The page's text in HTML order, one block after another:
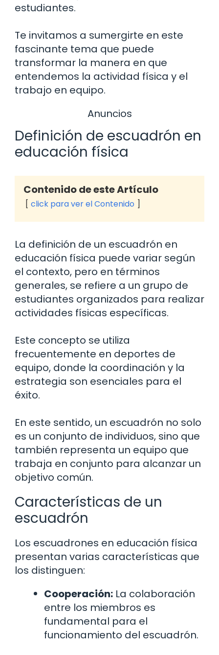
estudiantes.
Te invitamos a sumergirte en este
fascinante tema que puede
transformar la manera en que
entendemos la actividad física y el
trabajo en equipo.
Anuncios
Definición de escuadrón en
educación física
Contenido de este Artículo
click para ver el Contenido
La definición de un escuadrón en
educación física puede variar según
el contexto, pero en términos
generales, se refiere a un grupo de
estudiantes organizados para realizar
actividades físicas específicas.
Este concepto se utiliza
frecuentemente en deportes de
equipo, donde la coordinación y la
estrategia son esenciales para el
éxito.
En este sentido, un escuadrón no solo
es un conjunto de individuos, sino que
también representa un equipo que
trabaja en conjunto para alcanzar un
objetivo común.
Características de un
escuadrón
Los escuadrones en educación física
presentan varias características que
los distinguen:
Cooperación: La colaboración
entre los miembros es
fundamental para el
funcionamiento del escuadrón.